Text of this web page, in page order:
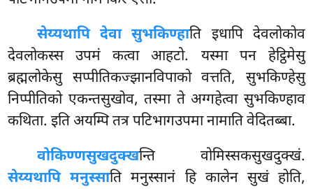
सेय्यथापि देवा सुभकिण्हाति इधापि देवलोकोव
देवलोकस्स उपमं कत्वा आहटो. यस्मा पन हेट्ठिमेसु
ब्रह्मलोकेसु सप्पीतिकज्झानविपाको वत्तति, सुभकिण्हेसु
निप्पीतिको एकन्तसुखोव, तस्मा ते अग्गहेत्वा सुभकिण्हाव
कथिता. इति अयम्पि तत्र पटिभागउपमा नामाति वेदितब्बा.
वोकिण्णसुखदुक्खन्ति वोमिस्सकसुखदुक्खं.
सेय्यथापि मनुस्साति मनुस्सानं हि कालेन सुखं होति,